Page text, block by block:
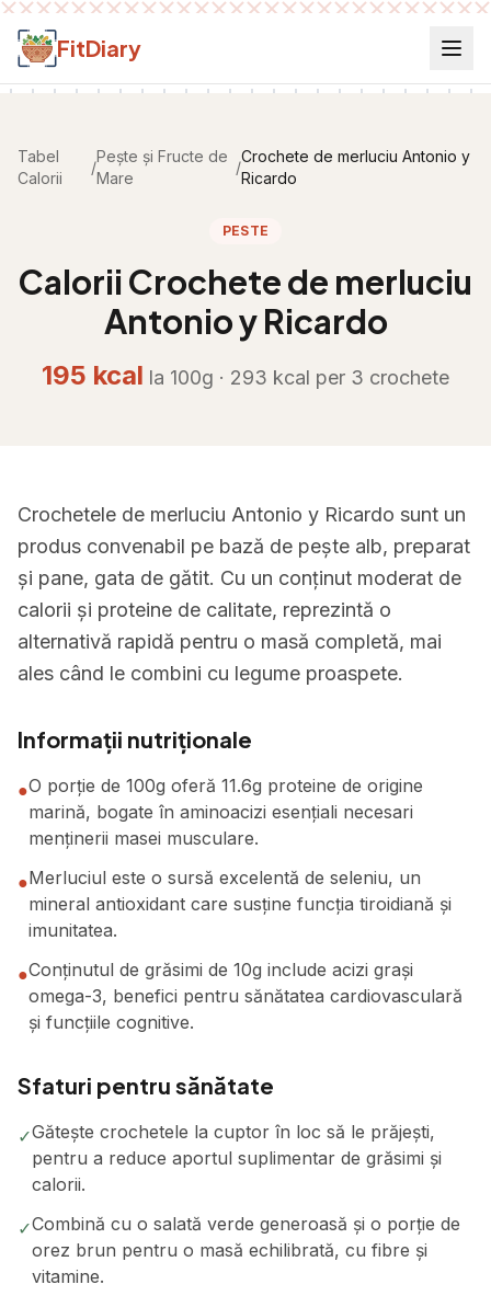
Salt la conținut
FitDiary
Tabel
Calorii
/
Pește și Fructe de
Mare
/
Crochete de merluciu Antonio y
Ricardo
PESTE
Calorii Crochete de merluciu
Antonio y Ricardo
195 kcal la 100g · 293 kcal per 3 crochete
Crochetele de merluciu Antonio y Ricardo sunt un
produs convenabil pe bază de pește alb, preparat
și pane, gata de gătit. Cu un conținut moderat de
calorii și proteine de calitate, reprezintă o
alternativă rapidă pentru o masă completă, mai
ales când le combini cu legume proaspete.
Informații nutriționale
●O porție de 100g oferă 11.6g proteine de origine
marină, bogate în aminoacizi esențiali necesari
menținerii masei musculare.
●Merluciul este o sursă excelentă de seleniu, un
mineral antioxidant care susține funcția tiroidiană și
imunitatea.
●Conținutul de grăsimi de 10g include acizi grași
omega-3, benefici pentru sănătatea cardiovasculară
și funcțiile cognitive.
Sfaturi pentru sănătate
✓Gătește crochetele la cuptor în loc să le prăjești,
pentru a reduce aportul suplimentar de grăsimi și
calorii.
✓Combină cu o salată verde generoasă și o porție de
orez brun pentru o masă echilibrată, cu fibre și
vitamine.